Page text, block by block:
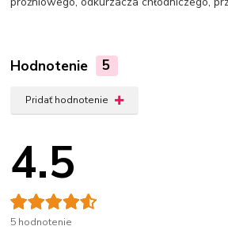
Hodnotenie 5
Pridať hodnotenie
4.5
5 hodnotenie